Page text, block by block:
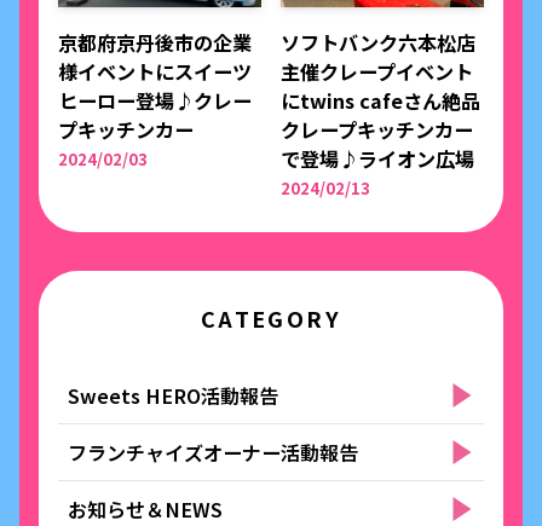
京都府京丹後市の企業
様イベントにスイーツ
ヒーロー登場♪クレー
プキッチンカー
2024/02/03
ソフトバンク六本松店
主催クレープイベント
にtwins cafeさん絶品
クレープキッチンカー
で登場♪ライオン広場
2024/02/13
CATEGORY
Sweets HERO活動報告
フランチャイズオーナー活動報告
お知らせ＆NEWS